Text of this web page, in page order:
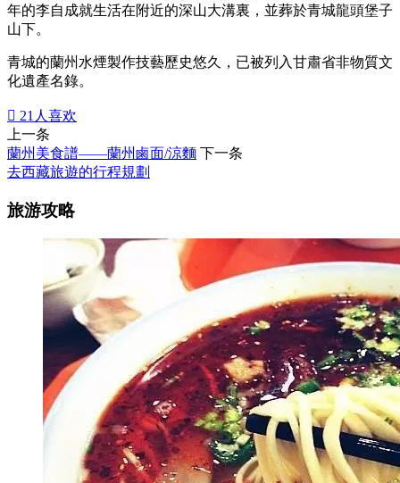
年的李自成就生活在附近的深山大溝裏，並葬於青城龍頭堡子
山下。
青城的蘭州水煙製作技藝歷史悠久，已被列入甘肅省非物質文
化遺產名錄。
 21 人喜欢
上一条
蘭州美食譜——蘭州鹵面/涼麵 下一条
去西藏旅遊的行程規劃
旅游攻略